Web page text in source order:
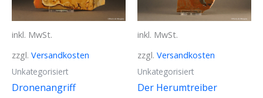
inkl. MwSt.
zzgl. Versandkosten
Unkategorisiert
Dronenangriff
inkl. MwSt.
zzgl. Versandkosten
Unkategorisiert
Der Herumtreiber